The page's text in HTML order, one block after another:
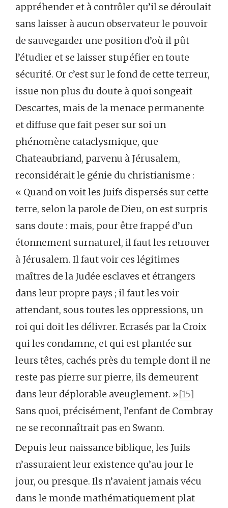
appréhender et à contrôler qu’il se déroulait
sans laisser à aucun observateur le pouvoir
de sauvegarder une position d’où il pût
l’étudier et se laisser stupéfier en toute
sécurité. Or c’est sur le fond de cette terreur,
issue non plus du doute à quoi songeait
Descartes, mais de la menace permanente
et diffuse que fait peser sur soi un
phénomène cataclysmique, que
Chateaubriand, parvenu à Jérusalem,
reconsidérait le génie du christianisme :
« Quand on voit les Juifs dispersés sur cette
terre, selon la parole de Dieu, on est surpris
sans doute : mais, pour être frappé d’un
étonnement surnaturel, il faut les retrouver
à Jérusalem. Il faut voir ces légitimes
maîtres de la Judée esclaves et étrangers
dans leur propre pays ; il faut les voir
attendant, sous toutes les oppressions, un
roi qui doit les délivrer. Ecrasés par la Croix
qui les condamne, et qui est plantée sur
leurs têtes, cachés près du temple dont il ne
reste pas pierre sur pierre, ils demeurent
dans leur déplorable aveuglement. »[15]
Sans quoi, précisément, l’enfant de Combray
ne se reconnaîtrait pas en Swann.
Depuis leur naissance biblique, les Juifs
n’assuraient leur existence qu’au jour le
jour, ou presque. Ils n’avaient jamais vécu
dans le monde mathématiquement plat